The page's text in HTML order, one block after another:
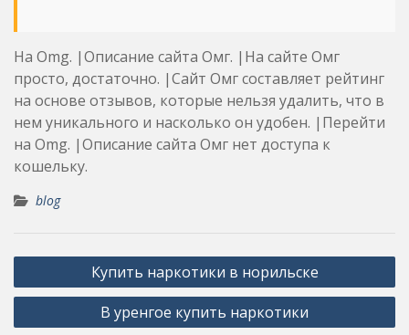
На Omg. |Описание сайта Омг. |На сайте Омг
просто, достаточно. |Сайт Омг составляет рейтинг
на основе отзывов, которые нельзя удалить, что в
нем уникального и насколько он удобен. |Перейти
на Omg. |Описание сайта Омг нет доступа к
кошельку.
blog
Post
navigation
Купить наркотики в норильске
В уренгое купить наркотики